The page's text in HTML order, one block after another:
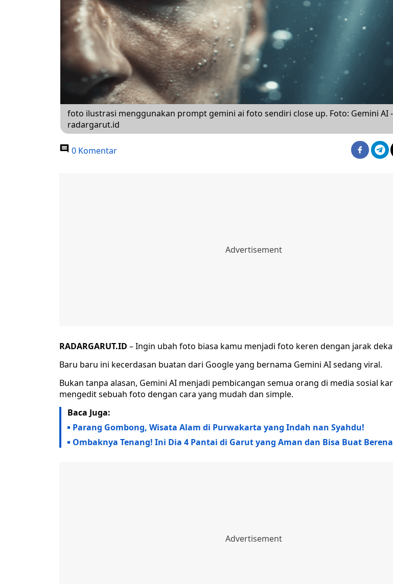
foto ilustrasi menggunakan prompt gemini ai foto sendiri close up. Foto: Gemini AI -
radargarut.id
0 Komentar
RADARGARUT.ID – Ingin ubah foto biasa kamu menjadi foto keren dengan jarak
Baru baru ini kecerdasan buatan dari Google yang bernama Gemini AI sedang viral.
Bukan tanpa alasan, Gemini AI menjadi pembicangan semua orang di media sosial
mengedit sebuah foto dengan cara yang mudah dan simple.
Baca Juga:
Parang Gombong, Wisata Alam di Purwakarta yang Indah nan Syahdu!
Ombaknya Tenang! Ini Dia 4 Pantai di Garut yang Aman dan Bisa Buat